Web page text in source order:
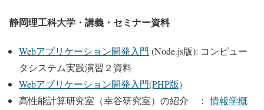
静岡理工科大学・講義・セミナー資料
Webアプリケーション開発入門 (Node.js版): コンピュー
タシステム実践演習２資料
Webアプリケーション開発入門(PHP版)
高性能計算研究室（幸谷研究室）の紹介 ：情報学概